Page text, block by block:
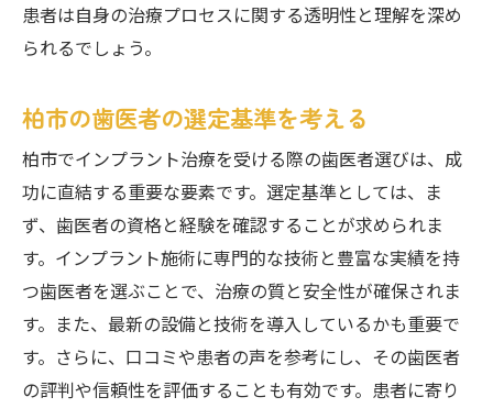
患者は自身の治療プロセスに関する透明性と理解を深め
られるでしょう。
柏市の歯医者の選定基準を考える
柏市でインプラント治療を受ける際の歯医者選びは、成
功に直結する重要な要素です。選定基準としては、ま
ず、歯医者の資格と経験を確認することが求められま
す。インプラント施術に専門的な技術と豊富な実績を持
つ歯医者を選ぶことで、治療の質と安全性が確保されま
す。また、最新の設備と技術を導入しているかも重要で
す。さらに、口コミや患者の声を参考にし、その歯医者
の評判や信頼性を評価することも有効です。患者に寄り